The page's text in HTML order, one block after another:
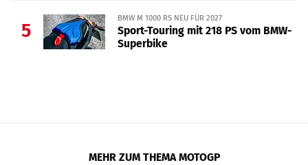
5
BMW M 1000 RS NEU FÜR 2027
Sport-Touring mit 218 PS vom BMW-
Superbike
MEHR ZUM THEMA MOTOGP